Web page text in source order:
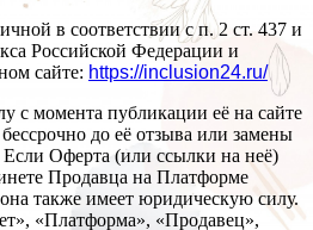
в соответствии с п. 2 ст. 437 и
Российской Федерации и
сайте: https://inclusion24.ru/
с момента публикации её на сайте
до её отзыва или замены
Оферта (или ссылки на неё)
Продавца на Платформе
также имеет юридическую силу.
«Платформа», «Продавец»,